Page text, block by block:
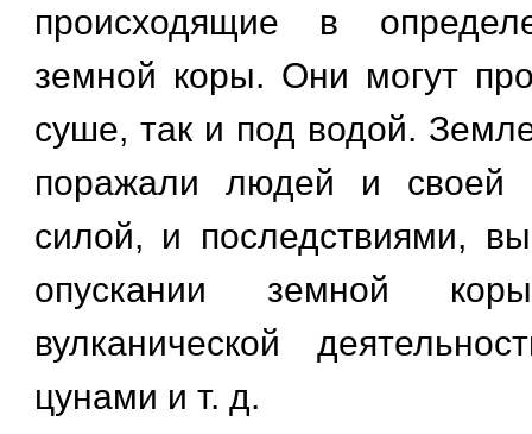
происходящие в
земной коры. Они могут
суше, так и под водой.
поражали людей и своей
силой, и последствиями,
опускании земной
вулканической
цунами и т. д.